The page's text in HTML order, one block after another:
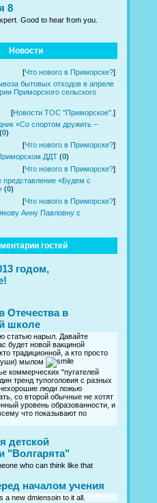
8
Good to hear from you.
Новости
[Что нового в Приморске?]
бытовых отходов в апреле
Приморского сельского
[Новости ТОС "Приморское". ]
«Со спортом дружить –
(0)
[Что нового в Приморске?]
ДДТ (0)
[Что нового в Приморске?]
представление «Будем с
(0)
[Что нового в Приморске?]
Анну Павловну с
гостей
годом,
Отечества в
школе
статью нарыл. Давайте
будет новой вакциной
традиционной, а кто просто
уши) мылом
коммерческих "пугателей
тренд тупоголовия с разных
люди ложью
со второй обычные не хотят
уровень образованности, и
что показывают по
детской
"Волгарята"
who can think like that
началом учения
a new dmiensoin to it all.